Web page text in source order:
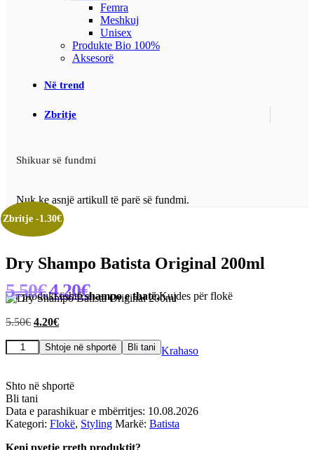
Femra
Meshkuj
Unisex
Produkte Bio 100%
Aksesorë
Në trend
Zbritje
Shikuar së fundmi
Nuk ke asnjë artikull të parë së fundmi.
Zbritje -1.30€
Dry Shampo Batista Original 200ml
5.50€Çmimi
origjinal
5.50€.
4.20€Çmimi
i
4.20€.
Ky produkt ështëshampo e thatë.Kujdes për flokë
5.50€ Çmimi
qe:
4.20€Çmimi
tanishëm
Sasi
Dry
Batista
Original
200ml
Shtoje në shportë Bli tani Krahaso
Shto në shportë
Bli tani
Data e parashikuar e mbërritjes: 10.08.2026
Kategori: Flokë, Styling Markë: Batista
Keni pyetje rreth produktit?